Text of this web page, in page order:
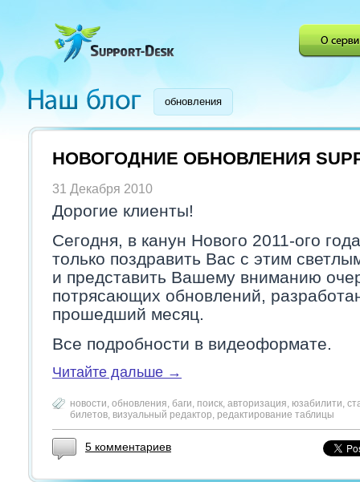
обновления
НОВОГОДНИЕ ОБНОВЛЕНИЯ
31 Декабря 2010
Дорогие клиенты!
Сегодня, в канун Нового 2011-ого
только поздравить Вас с этим
и представить Вашему вниманию
потрясающих обновлений,
прошедший месяц.
Все подробности в видеоформате.
Читайте дальше →
новости, обновления, баги, поиск, авторизация, юзабилити,
билетов, визуальный редактор, редактирование таблицы
5 комментариев